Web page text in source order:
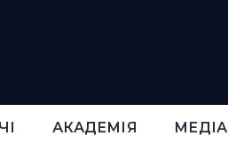
АКАДЕМІЯ МЕДІА